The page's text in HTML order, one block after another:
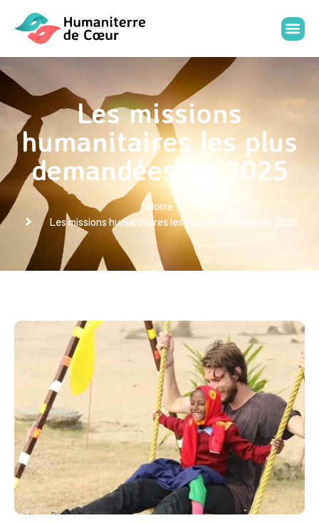
Les missions
humanitaires les plus
demandées en 2025
Home
Les missions humanitaires les plus demandées en 2025